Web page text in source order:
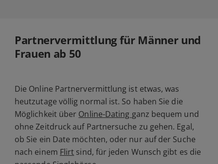
Partnervermittlung für Männer und
Frauen ab 50
Die Online Partnervermittlung ist etwas, was
heutzutage völlig normal ist. So haben Sie die
Möglichkeit über Online-Dating ganz bequem und
ohne Zeitdruck auf Partnersuche zu gehen. Egal,
ob Sie ein Date möchten, oder nur auf der Suche
nach einem Flirt sind, für jeden Wunsch gibt es die